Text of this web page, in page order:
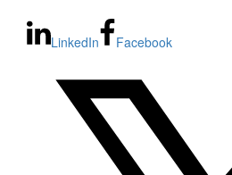
LinkedIn Facebook